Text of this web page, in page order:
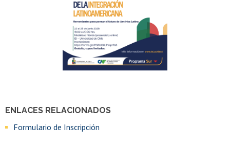
ENLACES RELACIONADOS
Formulario de Inscripción